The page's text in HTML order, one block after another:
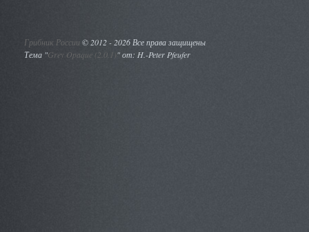
Грибник России ©2012 - 2026 Все права защищены
Тема "Grey Opaque (2.0.1)" от: H.-Peter Pfeufer